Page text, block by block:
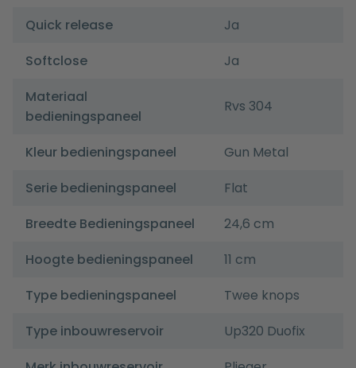
Quick release
Ja
Softclose
Ja
Materiaal
bedieningspaneel
Rvs 304
Kleur bedieningspaneel
Gun Metal
Serie bedieningspaneel
Flat
Breedte Bedieningspaneel
24,6 cm
Hoogte bedieningspaneel
11 cm
Type bedieningspaneel
Twee knops
Type inbouwreservoir
Up320 Duofix